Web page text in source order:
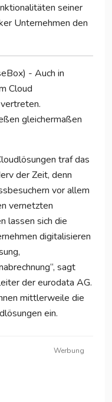
seiner
Unternehmen den
- Auch in
Cloud
gleichermaßen
traf das
der Zeit, denn
vor allem
vernetzten
lassen sich die
digitalisieren
sagt
der eurodata AG.
mittlerweile die
ein.
Werbung